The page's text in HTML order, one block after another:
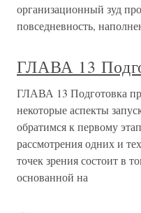
организационный зуд
повседневность,
ГЛАВА 13
ГЛАВА 13 Подготовка
некоторые аспекты
обратимся к первому
рассмотрения одних и
точек зрения состоит в
основанной на